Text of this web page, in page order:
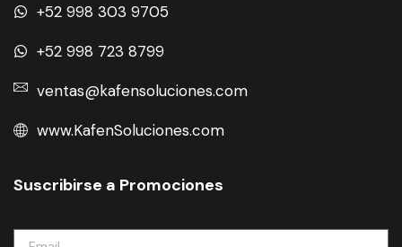
+52 998 303 9705
+52 998 723 8799
ventas@kafensoluciones.com
www.KafenSoluciones.com
Suscribirse a Promociones